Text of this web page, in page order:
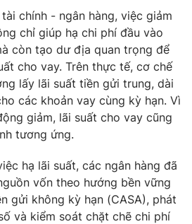
hình Việt Nam
VTV
in và báo điện tử số 483/GP-BTTTT
Thủy
Thị Mỹ Hạnh, Phạm Quốc Thắng,
931 - 024.38 355 932
chính - ngân hàng, việc giảm
chỉ giúp hạ chi phí đầu vào
còn tạo dư địa quan trọng để
cho vay. Trên thực tế, cơ chế
lấy lãi suất tiền gửi trung, dài
các khoản vay cùng kỳ hạn. Vì
giảm, lãi suất cho vay cũng
tương ứng.
hạ lãi suất, các ngân hàng đã
vốn theo hướng bền vững
gửi không kỳ hạn (CASA), phát
và kiểm soát chặt chẽ chi phí